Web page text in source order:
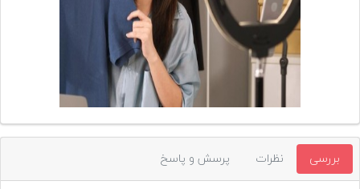
لیست
قیمت
دوربین
بررسی نظرات پرسش و پاسخ